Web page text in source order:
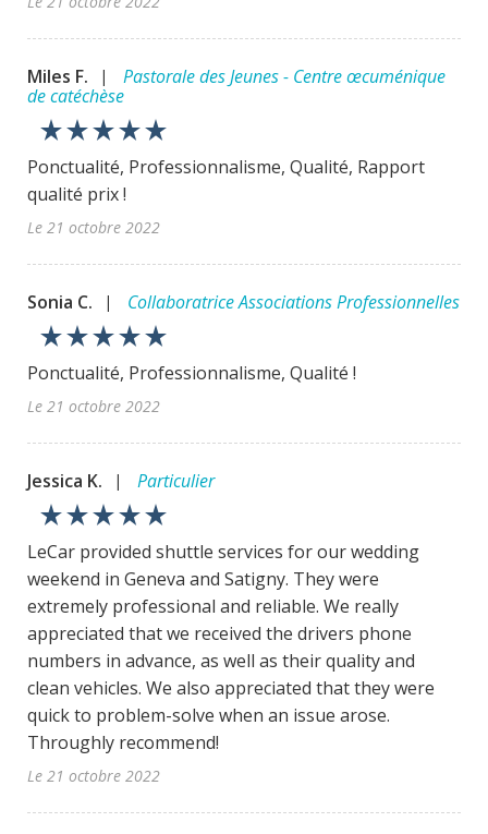
Miles F. |
Pastorale des Jeunes - Centre œcuménique
de catéchèse
star_ratestar_ratestar_ratestar_ratestar_rate
Ponctualité, Professionnalisme, Qualité, Rapport
qualité prix !
Le 21 octobre 2022
Sonia C. | Collaboratrice Associations Professionnelles
star_ratestar_ratestar_ratestar_ratestar_rate
Ponctualité, Professionnalisme, Qualité !
Le 21 octobre 2022
Jessica K. | Particulier
star_ratestar_ratestar_ratestar_ratestar_rate
LeCar provided shuttle services for our wedding
weekend in Geneva and Satigny. They were
extremely professional and reliable. We really
appreciated that we received the drivers phone
numbers in advance, as well as their quality and
clean vehicles. We also appreciated that they were
quick to problem-solve when an issue arose.
Throughly recommend!
Le 21 octobre 2022